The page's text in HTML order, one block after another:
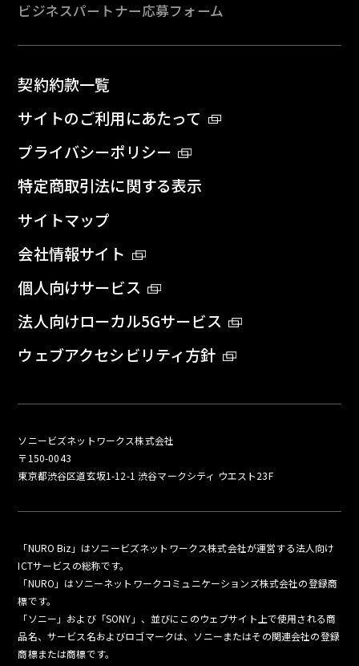
ビジネスパートナー応募フォーム
契約約款一覧
サイトのご利用にあたって
プライバシーポリシー
特定商取引法に関する表示
サイトマップ
会社情報サイト
個人向けサービス
法人向けローカル5Gサービス
ウェブアクセシビリティ方針
ソニービズネットワークス株式会社
〒150-0043
東京都渋谷区道玄坂1-12-1 渋谷マークシティ ウエスト23F
「NURO Biz」はソニービズネットワークス株式会社が運営する法人向け
ICTサービスの総称です。
「NURO」はソニーネットワークコミュニケーションズ株式会社の登録商
標です。
「ソニー」および「SONY」、並びにこのウェブサイト上で使用される商
品名、サービス名およびロゴマークは、ソニーまたはその関連会社の登録
商標または商標です。